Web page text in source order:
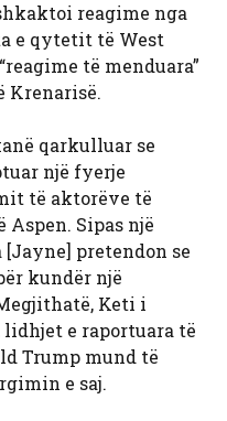
reagime nga
e qytetit të West
të menduara”
Krenarisë.
qarkulluar se
një fyerje
të aktorëve të
Aspen. Sipas një
pretendon se
kundër një
Keti i
lidhjet e raportuara të
Trump mund të
e saj.